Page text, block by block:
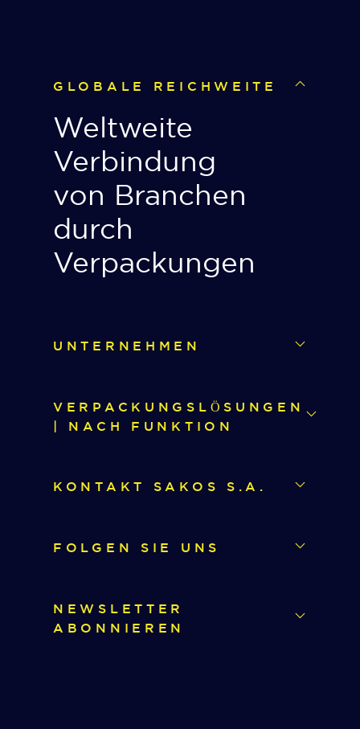
GLOBALE REICHWEITE
Weltweite
Verbindung
von Branchen
durch
Verpackungen
UNTERNEHMEN
VERPACKUNGSLÖSUNGEN
| NACH FUNKTION
KONTAKT SAKOS S.A.
FOLGEN SIE UNS
NEWSLETTER
ABONNIEREN